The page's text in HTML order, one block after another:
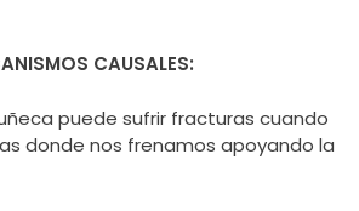
CAUSALES:
puede sufrir fracturas cuando
donde nos frenamos apoyando la